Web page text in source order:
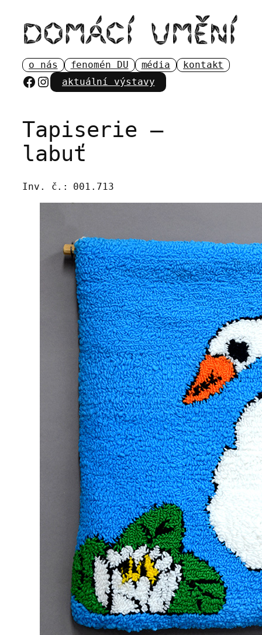
obsah
o nás fenomén DU média kontakt
Facebook
Instagram
aktuální výstavy
Tapiserie –
labuť
Inv. č.: 001.713